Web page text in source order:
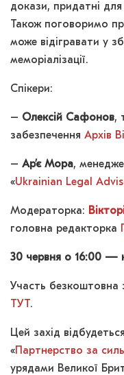
докази, придатні для
Також поговоримо
може відігравати у
меморіалізації.
Спікери:
– Олексій Сафонов,
забезпечення Архів
– Ар’є Мора,
«Ukrainian Legal
Модераторка:
головна редакторка
30 червня о 16:00 —
Участь безкоштовна
ТУТ.
Цей захід
«Партнерство за
урядами Великої